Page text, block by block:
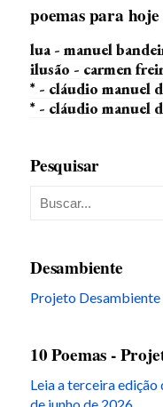
poemas para hoje
lua - manuel
ilusão - carmen
* - cláudio manuel
* - cláudio manuel
Pesquisar
Desambiente
Projeto Desambiente
10 Poemas -
Leia a terceira